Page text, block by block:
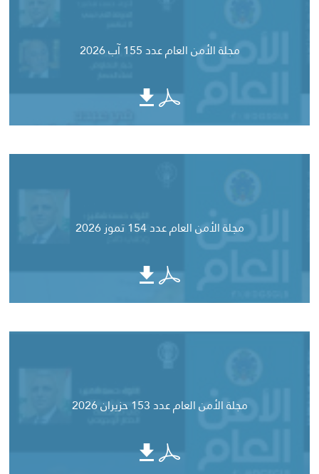
مجلة الأمن العام عدد 155 آب 2026
مجلة الأمن العام عدد 154 تموز 2026
مجلة الأمن العام عدد 153 حزيران 2026